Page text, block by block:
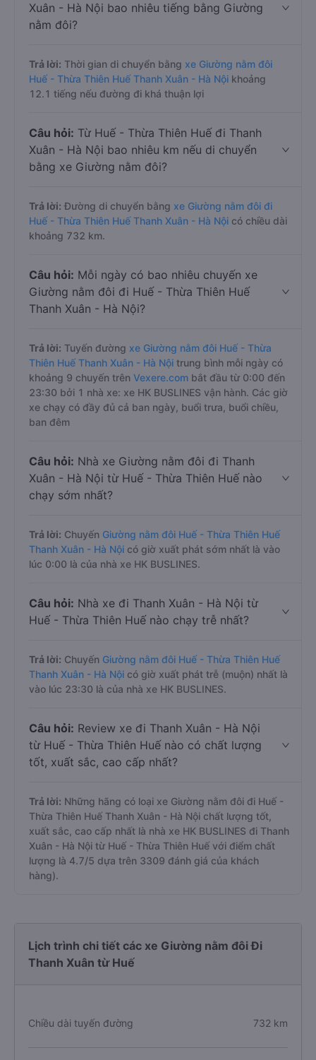
Xuân - Hà Nội bao nhiêu tiếng bằng Giường
nằm đôi?
Trả lời: Thời gian di chuyển bằng xe Giường nằm đôi
Huế - Thừa Thiên Huế Thanh Xuân - Hà Nội khoảng
12.1 tiếng nếu đường đi khá thuận lợi
Câu hỏi: Từ Huế - Thừa Thiên Huế đi Thanh
Xuân - Hà Nội bao nhiêu km nếu di chuyển
bằng xe Giường nằm đôi?
Trả lời: Đường di chuyển bằng xe Giường nằm đôi đi
Huế - Thừa Thiên Huế Thanh Xuân - Hà Nội có chiều dài
khoảng 732 km.
Câu hỏi: Mỗi ngày có bao nhiêu chuyến xe
Giường nằm đôi đi Huế - Thừa Thiên Huế
Thanh Xuân - Hà Nội?
Trả lời: Tuyến đường xe Giường nằm đôi Huế - Thừa
Thiên Huế Thanh Xuân - Hà Nội trung bình mỗi ngày có
khoảng 9 chuyến trên Vexere.com bắt đầu từ 0:00 đến
23:30 bởi 1 nhà xe: xe HK BUSLINES vận hành. Các giờ
xe chạy có đầy đủ cả ban ngày, buổi trưa, buổi chiều,
ban đêm
Câu hỏi: Nhà xe Giường nằm đôi đi Thanh
Xuân - Hà Nội từ Huế - Thừa Thiên Huế nào
chạy sớm nhất?
Trả lời: Chuyến Giường nằm đôi Huế - Thừa Thiên Huế
Thanh Xuân - Hà Nội có giờ xuất phát sớm nhất là vào
lúc 0:00 là của nhà xe HK BUSLINES.
Câu hỏi: Nhà xe đi Thanh Xuân - Hà Nội từ
Huế - Thừa Thiên Huế nào chạy trễ nhất?
Trả lời: Chuyến Giường nằm đôi Huế - Thừa Thiên Huế
Thanh Xuân - Hà Nội có giờ xuất phát trễ (muộn) nhất là
vào lúc 23:30 là của nhà xe HK BUSLINES.
Câu hỏi: Review xe đi Thanh Xuân - Hà Nội
từ Huế - Thừa Thiên Huế nào có chất lượng
tốt, xuất sắc, cao cấp nhất?
Trả lời: Những hãng có loại xe Giường nằm đôi đi Huế -
Thừa Thiên Huế Thanh Xuân - Hà Nội chất lượng tốt,
xuất sắc, cao cấp nhất là nhà xe HK BUSLINES đi Thanh
Xuân - Hà Nội từ Huế - Thừa Thiên Huế với điểm chất
lượng là 4.7/5 dựa trên 3309 đánh giá của khách
hàng).
Lịch trình chi tiết các xe Giường nằm đôi Đi
Thanh Xuân từ Huế
Chiều dài tuyến đường 732 km